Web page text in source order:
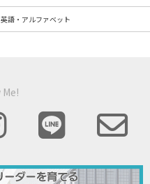
英語・アルファベット